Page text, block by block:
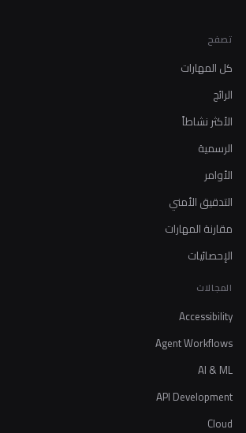
تصفح
كل المهارات
الرائج
الأكثر نشاطاً
الرسمية
الأوامر
التدقيق الأمني
مقارنة المهارات
الإحصائيات
المجالات
Accessibility
Agent Workflows
AI & ML
API Development
Cloud